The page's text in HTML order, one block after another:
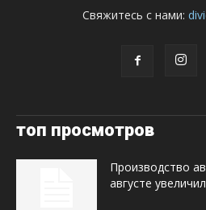
Свяжитесь с нами:
топ просмотров
Производство
августе